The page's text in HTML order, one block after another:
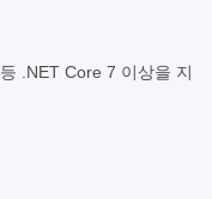
.NET Core 7 이상을 지